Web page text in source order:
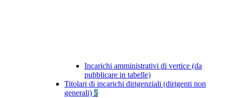
Incarichi amministrativi di vertice (da
pubblicare in tabelle)
Titolari di incarichi dirigenziali (dirigenti non
generali) 5